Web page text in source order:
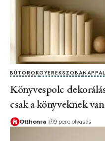
BÚTOROKGYEREKSZOBA
Könyvespolc
csak a könyveknek
Otthonra 9 perc olvasás